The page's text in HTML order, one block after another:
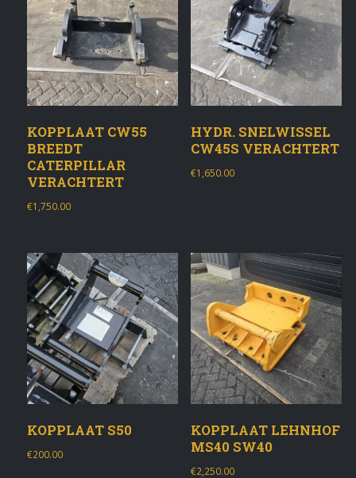
KOPPLAAT CW55
BREEDT
CATERPILLAR
VERACHTERT
€1,750.00
HYDR. SNELWISSEL
CW45S VERACHTERT
€1,650.00
KOPPLAAT S50
€200.00
KOPPLAAT LEHNHOF
MS40 SW40
€2,250.00